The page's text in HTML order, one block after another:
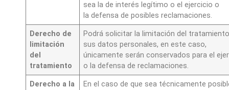
sea la de interés legítimo o el ejercicio o
la defensa de posibles reclamaciones.
Derecho de
limitación
del
tratamiento
Podrá solicitar la limitación del
sus datos personales, en este caso,
únicamente serán conservados para el
o la defensa de reclamaciones.
Derecho a la
En el caso de que sea técnicamente